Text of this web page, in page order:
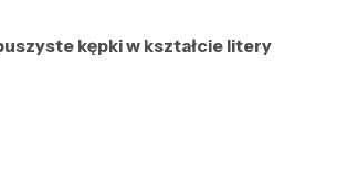
kępki w kształcie litery